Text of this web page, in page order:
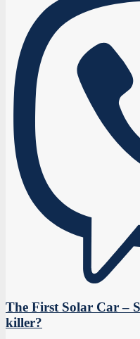
The First Solar Car –
killer?